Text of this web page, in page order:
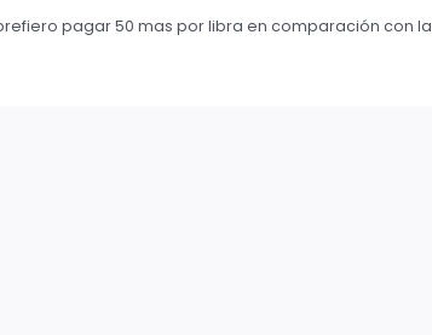
pagar 50 mas por libra en comparación con la